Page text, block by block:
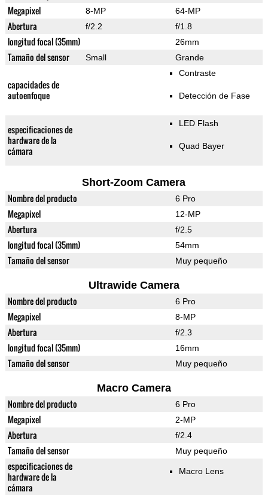
Megapixel 8-MP 64-MP
Abertura f/2.2 f/1.8
longitud focal (35mm) 26mm
Tamaño del sensor Small Grande
capacidades de
autoenfoque
Contraste
Detección de Fase
especificaciones de
hardware de la
cámara
LED Flash
Quad Bayer
Short-Zoom Camera
Nombre del producto 6 Pro
Megapixel 12-MP
Abertura f/2.5
longitud focal (35mm) 54mm
Tamaño del sensor Muy pequeño
Ultrawide Camera
Nombre del producto 6 Pro
Megapixel 8-MP
Abertura f/2.3
longitud focal (35mm) 16mm
Tamaño del sensor Muy pequeño
Macro Camera
Nombre del producto 6 Pro
Megapixel 2-MP
Abertura f/2.4
Tamaño del sensor Muy pequeño
especificaciones de
hardware de la
cámara
Macro Lens